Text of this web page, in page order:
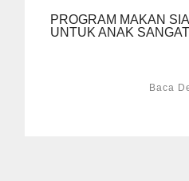
PROGRAM MAKAN
UNTUK ANAK
Baca